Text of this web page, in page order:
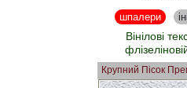
шпалери
Вінілові
Крупний Пісок